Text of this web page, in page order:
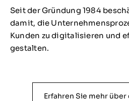
Seit der Gründung 1984
damit, die
Kunden zu digitalisieren und
gestalten.
Erfahren Sie mehr über